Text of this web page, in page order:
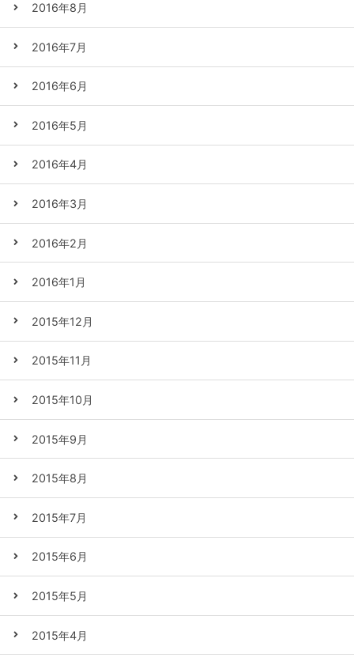
2016年8月
2016年7月
2016年6月
2016年5月
2016年4月
2016年3月
2016年2月
2016年1月
2015年12月
2015年11月
2015年10月
2015年9月
2015年8月
2015年7月
2015年6月
2015年5月
2015年4月